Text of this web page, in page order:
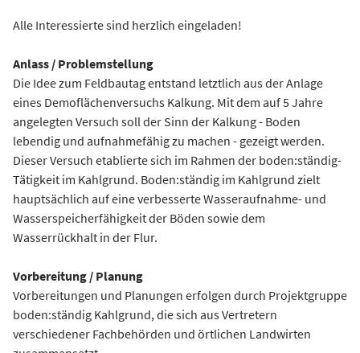
Alle Interessierte sind herzlich eingeladen!
Anlass / Problemstellung
Die Idee zum Feldbautag entstand letztlich aus der Anlage
eines Demoflächenversuchs Kalkung. Mit dem auf 5 Jahre
angelegten Versuch soll der Sinn der Kalkung - Boden
lebendig und aufnahmefähig zu machen - gezeigt werden.
Dieser Versuch etablierte sich im Rahmen der boden:ständig-
Tätigkeit im Kahlgrund. Boden:ständig im Kahlgrund zielt
hauptsächlich auf eine verbesserte Wasseraufnahme- und
Wasserspeicherfähigkeit der Böden sowie dem
Wasserrückhalt in der Flur.
Vorbereitung / Planung
Vorbereitungen und Planungen erfolgen durch Projektgruppe
boden:ständig Kahlgrund, die sich aus Vertretern
verschiedener Fachbehörden und örtlichen Landwirten